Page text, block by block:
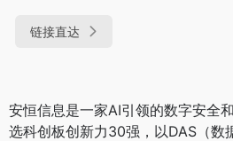
链接直达
安恒信息是一家AI引领的数字安全
选科创板创新力30强，以DAS（数